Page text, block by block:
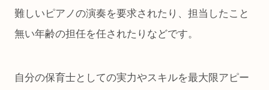
難しいピアノの演奏を要求されたり、担当したこと
無い年齢の担任を任されたりなどです。
自分の保育士としての実力やスキルを最大限アピー